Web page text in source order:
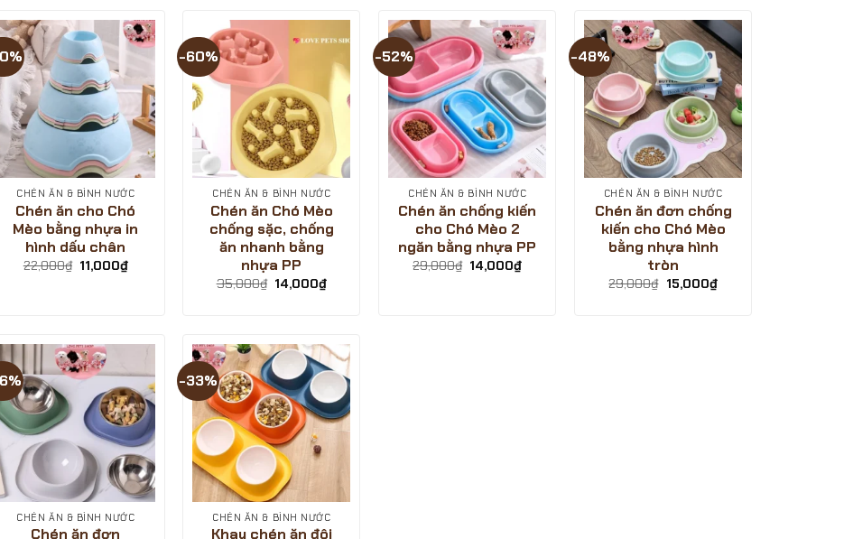
CHÉN ĂN & BÌNH NƯỚC
Chén ăn cho Chó
Mèo bằng nhựa in
hình dấu chân
22,000₫ Giá
gốc
11,000₫Giá
-60%
CHÉN ĂN & BÌNH NƯỚC
Chén ăn Chó Mèo
chống sặc, chống
ăn nhanh bằng
nhựa PP
35,000₫ Giá
gốc
14,000₫Giá
hiện
-52%
CHÉN ĂN & BÌNH NƯỚC
Chén ăn chống kiến
cho Chó Mèo 2
ngăn bằng nhựa PP
29,000₫ Giá
gốc
14,000₫Giá
-48%
CHÉN ĂN & BÌNH NƯỚC
Chén ăn đơn chống
kiến cho Chó Mèo
bằng nhựa hình
tròn
29,000₫ Giá
gốc
15,000₫Giá
hiện
CHÉN ĂN & BÌNH NƯỚC
Chén ăn đơn
-33%
CHÉN ĂN & BÌNH NƯỚC
Khay chén ăn đôi